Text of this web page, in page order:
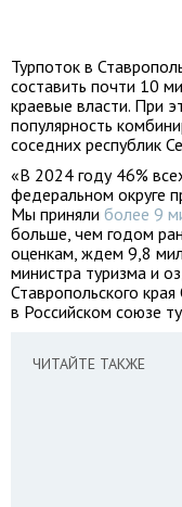
Турпоток в
составить почти 10
краевые власти. При
популярность
соседних республик
«В 2024 году 46%
федеральном округе
Мы приняли более 9
больше, чем годом
оценкам, ждем 9,8
министра туризма и
Ставропольского
в Российском союзе
ЧИТАЙТЕ ТАКЖЕ